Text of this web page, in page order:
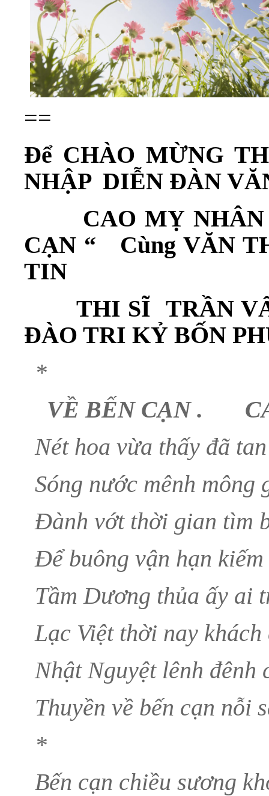
==
Để CHÀO MỪNG
NHẬP DIỄN ĐÀN
CAO MỴ
CẠN “ Cùng VĂN
TIN
THI SĨ TRẦN
ĐÀO TRI KỶ BỐN
*
VỀ BẾN CẠN .
Nét hoa vừa thấy đã
Sóng nước mênh mông
Đành vớt thời gian tìm
Để buông vận hạn
Tầm Dương thủa ấy ai
Lạc Việt thời nay khách
Nhật Nguyệt lênh đênh
Thuyền về bến cạn
*
Bến cạn chiều sương